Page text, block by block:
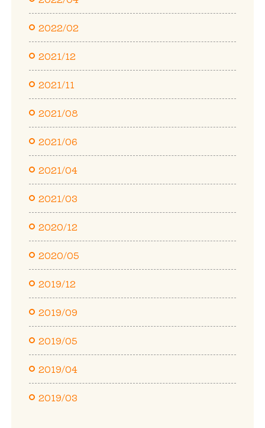
2022/02
2021/12
2021/11
2021/08
2021/06
2021/04
2021/03
2020/12
2020/05
2019/12
2019/09
2019/05
2019/04
2019/03